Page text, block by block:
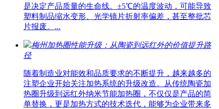
是决定产品质量的生命线。±5℃的温度波动，可能导致
塑料制品缩水变形、光学镜片折射率偏差，甚至整批芯
片报废。...
梅州加热圈性能升级：从陶瓷到远红外的价值提升路
径
随着制造业对能效和品质要求的不断提升，越来越多的
注塑企业开始关注加热系统的升级改造。从传统陶瓷加
热圈升级到远红外纳米节能加热圈，不仅仅是产品的简
单替换，更是加热方式的技术迭代，能够为企业带来多